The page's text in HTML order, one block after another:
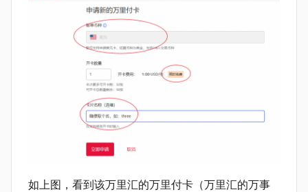
如上图，看到该万里汇的万里付卡（万里汇的万事